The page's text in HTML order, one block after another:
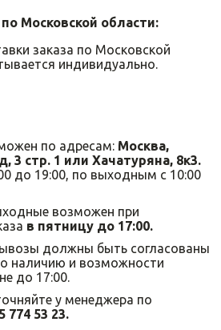
Московской области:
заказа по Московской
индивидуально.
по адресам: Москва,
3 стр. 1 или Хачатуряна, 8к3.
до 19:00, по выходным с 10:00
возможен при
в пятницу до 17:00.
должны быть согласованы
наличию и возможности
до 17:00.
у менеджера по
774 53 23.